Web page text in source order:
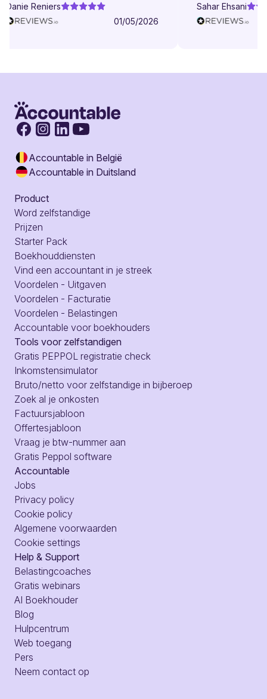
Danie Reniers
01/05/2026
Sahar Ehsani
Accountable in België
Accountable in Duitsland
Product
Word zelfstandige
Prijzen
Starter Pack
Boekhouddiensten
Vind een accountant in je streek
Voordelen - Uitgaven
Voordelen - Facturatie
Voordelen - Belastingen
Accountable voor boekhouders
Tools voor zelfstandigen
Gratis PEPPOL registratie check
Inkomstensimulator
Bruto/netto voor zelfstandige in bijberoep
Zoek al je onkosten
Factuursjabloon
Offertesjabloon
Vraag je btw-nummer aan
Gratis Peppol software
Accountable
Jobs
Privacy policy
Cookie policy
Algemene voorwaarden
Cookie settings
Help & Support
Belastingcoaches
Gratis webinars
AI Boekhouder
Blog
Hulpcentrum
Web toegang
Pers
Neem contact op